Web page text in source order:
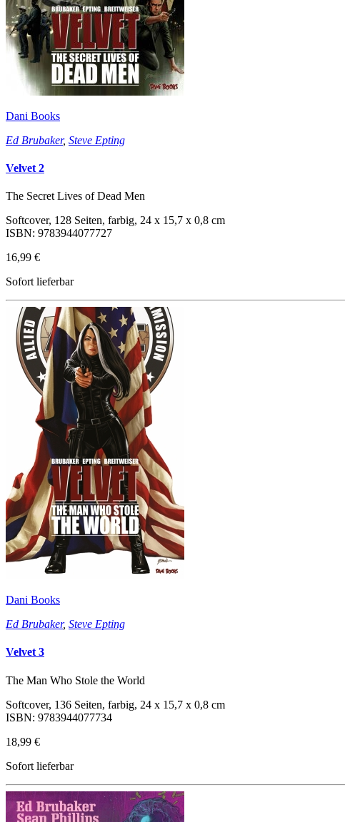
Dani Books
Ed Brubaker, Steve Epting
Velvet 2
The Secret Lives of Dead Men
Softcover, 128 Seiten, farbig, 24 x 15,7 x 0,8 cm
ISBN: 9783944077727
16,99 €
Sofort lieferbar
Dani Books
Ed Brubaker, Steve Epting
Velvet 3
The Man Who Stole the World
Softcover, 136 Seiten, farbig, 24 x 15,7 x 0,8 cm
ISBN: 9783944077734
18,99 €
Sofort lieferbar